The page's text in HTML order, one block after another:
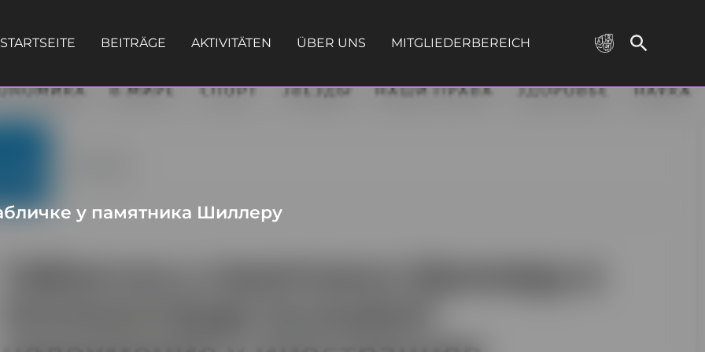
STARTSEITE BEITRÄGE AKTIVITÄTEN ÜBER UNS MITGLIEDERBEREICH
у памятника Шиллеру